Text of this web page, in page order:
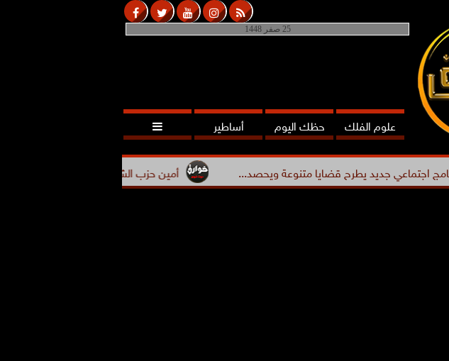
25 صفر 1448
علوم الفلك حظك اليوم أساطير 
أمين حزب الشعب الجمهوري بأسيوط يعقد اجتماعًا جديد يطرح قضايا متنوعة ويحصد...